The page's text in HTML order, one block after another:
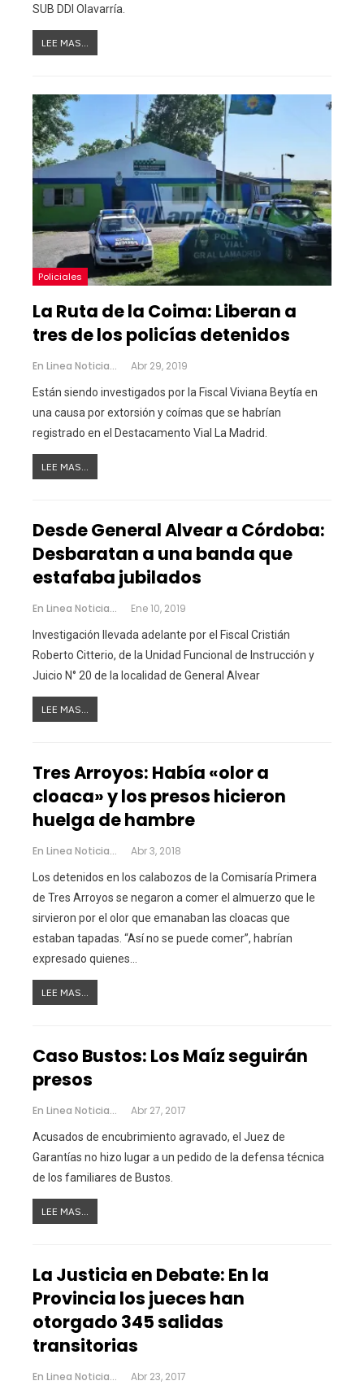
SUB DDI Olavarría.
LEE MAS...
Policiales
La Ruta de la Coima: Liberan a
tres de los policías detenidos
En Linea Noticias Abr 29, 2019
Están siendo investigados por la Fiscal Viviana Beytía en
una causa por extorsión y coímas que se habrían
registrado en el Destacamento Vial La Madrid.
LEE MAS...
Desde General Alvear a Córdoba:
Desbaratan a una banda que
estafaba jubilados
En Linea Noticias Ene 10, 2019
Investigación llevada adelante por el Fiscal Cristián
Roberto Citterio, de la Unidad Funcional de Instrucción y
Juicio N° 20 de la localidad de General Alvear
LEE MAS...
Tres Arroyos: Había «olor a
cloaca» y los presos hicieron
huelga de hambre
En Linea Noticias Abr 3, 2018
Los detenidos en los calabozos de la Comisaría Primera
de Tres Arroyos se negaron a comer el almuerzo que le
sirvieron por el olor que emanaban las cloacas que
estaban tapadas. “Así no se puede comer”, habrían
expresado quienes…
LEE MAS...
Caso Bustos: Los Maíz seguirán
presos
En Linea Noticias Abr 27, 2017
Acusados de encubrimiento agravado, el Juez de
Garantías no hizo lugar a un pedido de la defensa técnica
de los familiares de Bustos.
LEE MAS...
La Justicia en Debate: En la
Provincia los jueces han
otorgado 345 salidas
transitorias
En Linea Noticias Abr 23, 2017